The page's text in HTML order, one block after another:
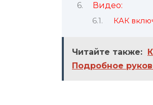
Видео:
КАК
Читайте также:
Подробное